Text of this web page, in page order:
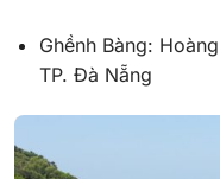
Ghềnh Bàng:
TP. Đà Nẵng